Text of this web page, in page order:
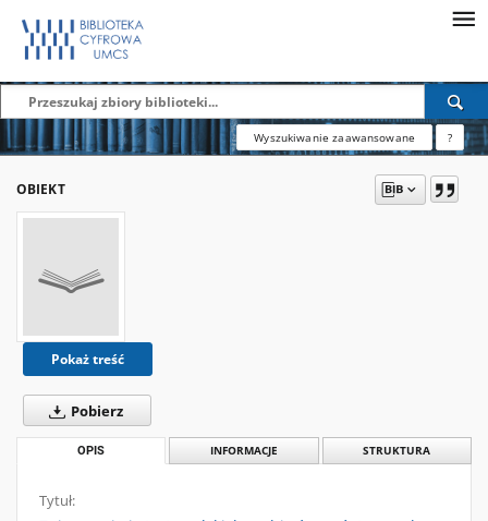
Wyszukiwanie zaawansowane ?
OBIEKT
Pokaż treść
Pobierz
OPIS INFORMACJE STRUKTURA
Tytuł: